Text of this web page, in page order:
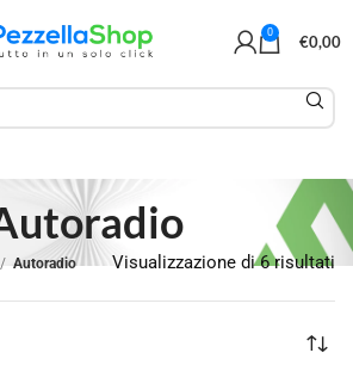
0 €0,00
Autoradio Visualizzazione di 6 risultati